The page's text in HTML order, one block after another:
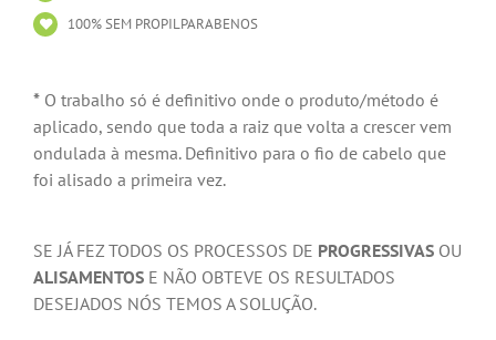
100% SEM PROPILPARABENOS
* O trabalho só é definitivo onde o produto/método é
aplicado, sendo que toda a raiz que volta a crescer vem
ondulada à mesma. Definitivo para o fio de cabelo que
foi alisado a primeira vez.
SE JÁ FEZ TODOS OS PROCESSOS DE PROGRESSIVAS OU
ALISAMENTOS E NÃO OBTEVE OS RESULTADOS
DESEJADOS NÓS TEMOS A SOLUÇÃO.